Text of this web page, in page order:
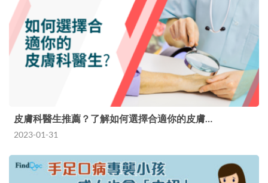
皮膚科醫生推薦？了解如何選擇合適你的皮膚…
2023-01-31